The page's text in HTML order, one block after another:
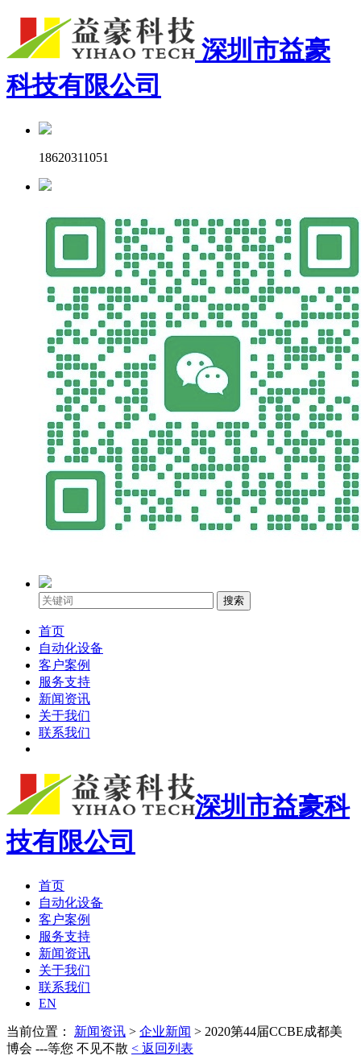
深圳市益豪
科技有限公司
18620311051
搜索
首页
自动化设备
客户案例
服务支持
新闻资讯
关于我们
联系我们
深圳市益豪科
技有限公司
首页
自动化设备
客户案例
服务支持
新闻资讯
关于我们
联系我们
EN
当前位置： 新闻资讯 > 企业新闻 > 2020第44届CCBE成都美
博会 ---等您 不见不散 < 返回列表